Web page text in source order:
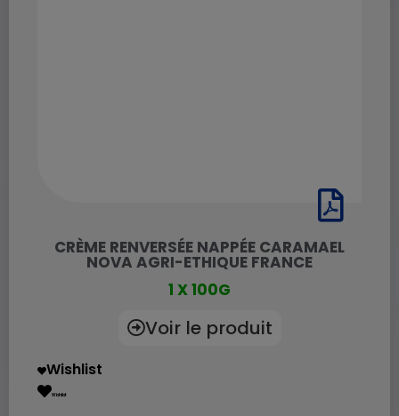
CRÈME RENVERSÉE NAPPÉE CARAMAEL
NOVA AGRI-ETHIQUE FRANCE
1 X 100G
Voir le produit
Wishlist
Wishlist